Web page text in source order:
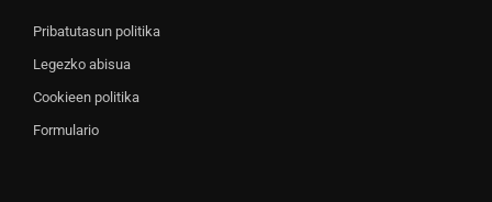
Pribatutasun politika
Legezko abisua
Cookieen politika
Formulario